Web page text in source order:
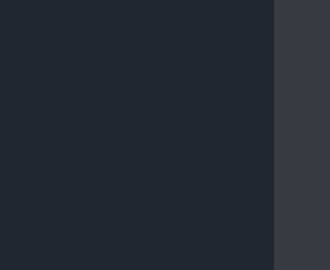
Suleiman